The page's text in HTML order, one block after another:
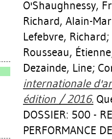
O'Shaughnessy,
Richard, Alain-
Lefebvre, Richard;
Rousseau, Étienne
Dezainde, Line;
internationale
édition / 2016.
DOSSIER: 500 -
PERFORMANCE